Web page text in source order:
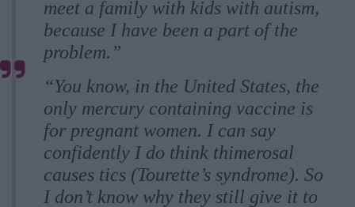
meet a family with kids with autism,
because I have been a part of the
problem.”
“You know, in the United States, the
only mercury containing vaccine is
for pregnant women. I can say
confidently I do think thimerosal
causes tics (Tourette’s syndrome). So
I don’t know why they still give it to